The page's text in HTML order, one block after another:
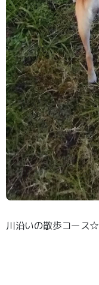
川沿いの散歩コース☆